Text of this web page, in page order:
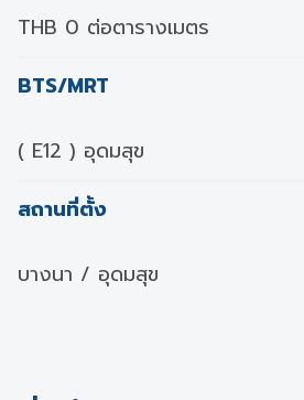
THB 0 ต่อตารางเมตร
BTS/MRT
( E12 ) อุดมสุข
สถานที่ตั้ง
บางนา / อุดมสุข